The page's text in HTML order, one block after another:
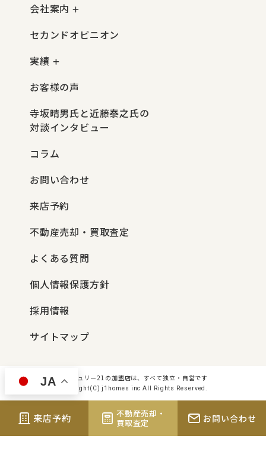
会社案内
セカンドオピニオン
実績
お客様の声
寺坂晴男氏と近藤泰之氏の
対談インタビュー
コラム
お問い合わせ
来店予約
不動産売却・買取査定
よくある質問
個人情報保護方針
採用情報
サイトマップ
センチュリー21の加盟店は、すべて独立・自営です
Copyright(C) j1homes inc All Rights Reserved.
来店予約
不動産売却・
買取査定
お問い合わせ
JA